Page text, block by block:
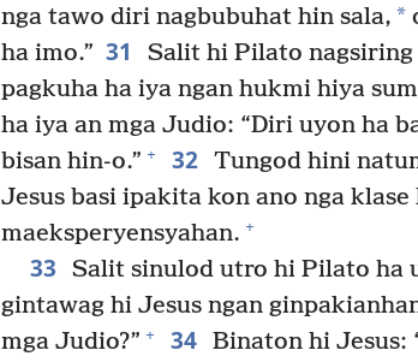
nga tawo diri nagbubuhat hin sala, *
ha imo.” 31
Salit hi Pilato nagsiring
pagkuha ha iya ngan hukmi hiya
ha iya an mga Judio: “Diri uyon ha
bisan hin-o.” + 32 Tungod hini
Jesus basi ipakita kon ano nga
maeksperyensyahan. +
33
Salit sinulod utro hi Pilato ha
gintawag hi Jesus ngan
mga Judio?” + 34 Binaton hi Jesus: